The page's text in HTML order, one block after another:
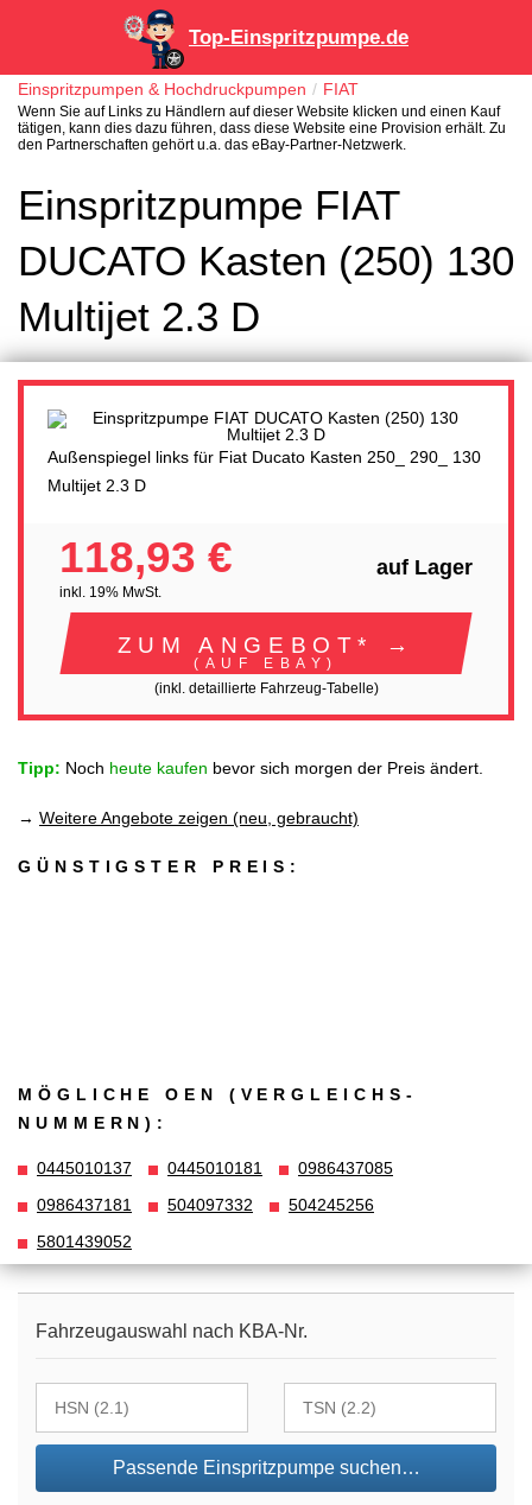
Top-Einspritzpumpe.de
Einspritzpumpen & Hochdruckpumpen FIAT
Wenn Sie auf Links zu Händlern auf dieser Website klicken und einen Kauf
tätigen, kann dies dazu führen, dass diese Website eine Provision erhält. Zu
den Partnerschaften gehört u.a. das eBay-Partner-Netzwerk.
Einspritzpumpe FIAT
DUCATO Kasten (250) 130
Multijet 2.3 D
Außenspiegel links für Fiat Ducato Kasten 250_ 290_ 130
Multijet 2.3 D
118,93 €
inkl. 19% MwSt.
auf Lager
ZUM ANGEBOT* →
(AUF EBAY)
(inkl. detaillierte Fahrzeug-Tabelle)
Tipp: Noch heute kaufen bevor sich morgen der Preis ändert.
→ Weitere Angebote zeigen (neu, gebraucht)
GÜNSTIGSTER PREIS:
MÖGLICHE OEN (VERGLEICHS­
NUMMERN):
0445010137 0445010181
0986437085
0986437181
504097332
504245256
5801439052
Fahrzeugauswahl nach KBA-Nr.
Passende Einspritzpumpe suchen…